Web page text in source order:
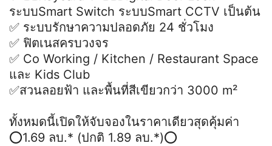
ระบบSmart Switch ระบบSmart CCTV เป็นต้น
✅ ระบบรักษาความปลอดภัย 24 ชั่วโมง
✅ ฟิตเนสครบวงจร
✅ Co Working / Kitchen / Restaurant Space
และ Kids Club
✅สวนลอยฟ้า และพื้นที่สีเขียวกว่า 3000 m²
ทั้งหมดนี้เปิดให้จับจองในราคาเดียวสุดคุ้มค่า
⭕️1.69 ลบ.* (ปกติ 1.89 ลบ.*)⭕️